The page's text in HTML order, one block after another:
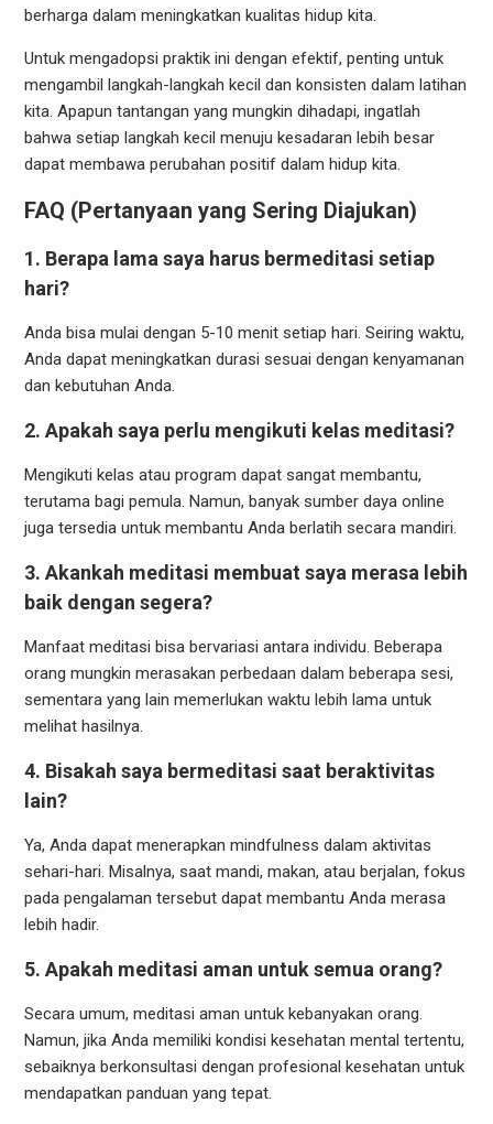
berharga dalam meningkatkan kualitas hidup kita.
Untuk mengadopsi praktik ini dengan efektif, penting untuk
mengambil langkah-langkah kecil dan konsisten dalam latihan
kita. Apapun tantangan yang mungkin dihadapi, ingatlah
bahwa setiap langkah kecil menuju kesadaran lebih besar
dapat membawa perubahan positif dalam hidup kita.
FAQ (Pertanyaan yang Sering Diajukan)
1. Berapa lama saya harus bermeditasi setiap
hari?
Anda bisa mulai dengan 5-10 menit setiap hari. Seiring waktu,
Anda dapat meningkatkan durasi sesuai dengan kenyamanan
dan kebutuhan Anda.
2. Apakah saya perlu mengikuti kelas meditasi?
Mengikuti kelas atau program dapat sangat membantu,
terutama bagi pemula. Namun, banyak sumber daya online
juga tersedia untuk membantu Anda berlatih secara mandiri.
3. Akankah meditasi membuat saya merasa lebih
baik dengan segera?
Manfaat meditasi bisa bervariasi antara individu. Beberapa
orang mungkin merasakan perbedaan dalam beberapa sesi,
sementara yang lain memerlukan waktu lebih lama untuk
melihat hasilnya.
4. Bisakah saya bermeditasi saat beraktivitas
lain?
Ya, Anda dapat menerapkan mindfulness dalam aktivitas
sehari-hari. Misalnya, saat mandi, makan, atau berjalan, fokus
pada pengalaman tersebut dapat membantu Anda merasa
lebih hadir.
5. Apakah meditasi aman untuk semua orang?
Secara umum, meditasi aman untuk kebanyakan orang.
Namun, jika Anda memiliki kondisi kesehatan mental tertentu,
sebaiknya berkonsultasi dengan profesional kesehatan untuk
mendapatkan panduan yang tepat.